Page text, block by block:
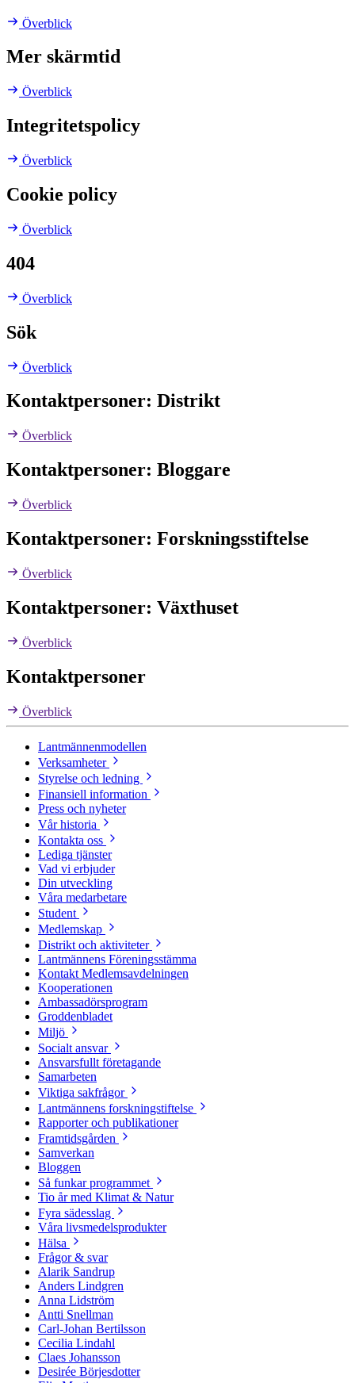
Överblick
Mer skärmtid
Överblick
Integritetspolicy
Överblick
Cookie policy
Överblick
404
Överblick
Sök
Överblick
Kontaktpersoner: Distrikt
Överblick
Kontaktpersoner: Bloggare
Överblick
Kontaktpersoner: Forskningsstiftelse
Överblick
Kontaktpersoner: Växthuset
Överblick
Kontaktpersoner
Överblick
Lantmännenmodellen
Verksamheter
Styrelse och ledning
Finansiell information
Press och nyheter
Vår historia
Kontakta oss
Lediga tjänster
Vad vi erbjuder
Din utveckling
Våra medarbetare
Student
Medlemskap
Distrikt och aktiviteter
Lantmännens Föreningsstämma
Kontakt Medlemsavdelningen
Kooperationen
Ambassadörsprogram
Groddenbladet
Miljö
Socialt ansvar
Ansvarsfullt företagande
Samarbeten
Viktiga sakfrågor
Lantmännens forskningstiftelse
Rapporter och publikationer
Framtidsgården
Samverkan
Bloggen
Så funkar programmet
Tio år med Klimat & Natur
Fyra sädesslag
Våra livsmedelsprodukter
Hälsa
Frågor & svar
Alarik Sandrup
Anders Lindgren
Anna Lidström
Antti Snellman
Carl-Johan Bertilsson
Cecilia Lindahl
Claes Johansson
Desirée Börjesdotter